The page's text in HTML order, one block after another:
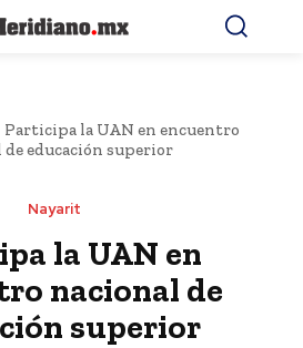
Participa la UAN en encuentro
de educación superior
Nayarit
la UAN en
nacional de
superior